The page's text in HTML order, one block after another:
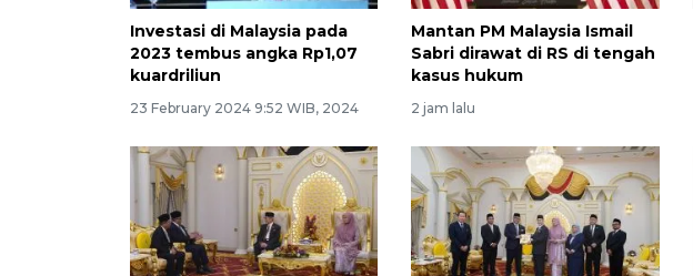
Investasi di Malaysia pada
2023 tembus angka Rp1,07
kuardriliun
23 February 2024 9:52 WIB, 2024
Mantan PM Malaysia Ismail
Sabri dirawat di RS di tengah
kasus hukum
2 jam lalu